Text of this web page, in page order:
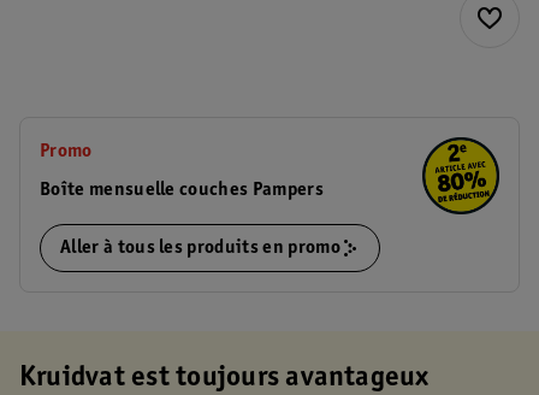
Promo
Boîte mensuelle couches Pampers
Aller à tous les produits en promo
Kruidvat est toujours avantageux